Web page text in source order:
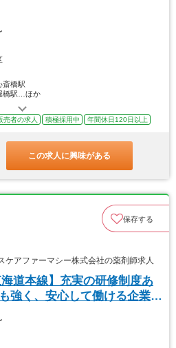
斎橋駅
橋駅…ほか
売者の求人 積極採用中 年間休日120日以上
この求人に興味がある
保存する
アファーマシー株式会社の薬剤師求人
海道本線】充実の研修制度あ
強く、安心して働ける企業で